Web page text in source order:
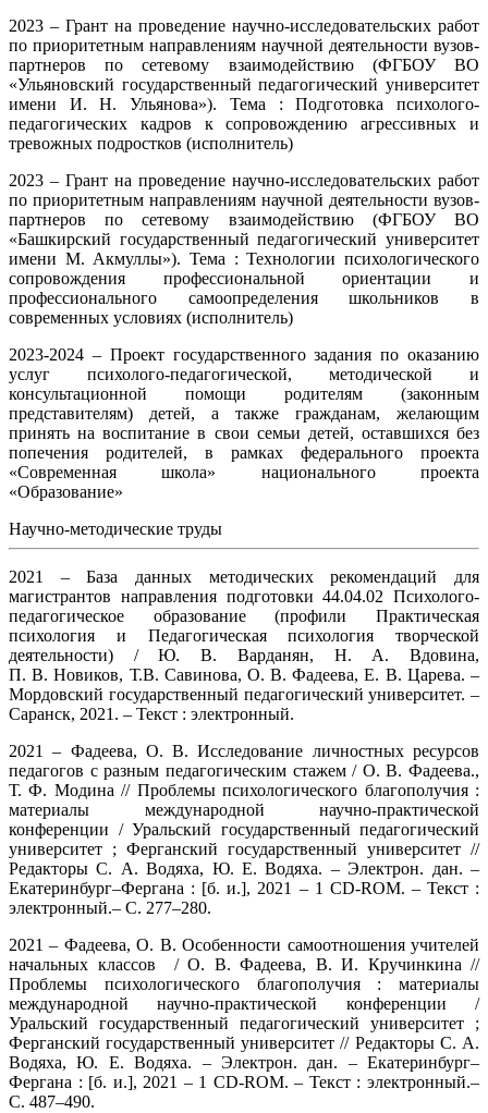
2023 – Грант на проведение научно-исследовательских работ
по приоритетным направлениям научной деятельности вузов-
партнеров по сетевому взаимодействию (ФГБОУ ВО
«Ульяновский государственный педагогический университет
имени И. Н. Ульянова»). Тема : Подготовка психолого-
педагогических кадров к сопровождению агрессивных и
тревожных подростков (исполнитель)
2023 – Грант на проведение научно-исследовательских работ
по приоритетным направлениям научной деятельности вузов-
партнеров по сетевому взаимодействию (ФГБОУ ВО
«Башкирский государственный педагогический университет
имени М. Акмуллы»). Тема : Технологии психологического
сопровождения профессиональной ориентации и
профессионального самоопределения школьников в
современных условиях (исполнитель)
2023-2024 – Проект государственного задания по оказанию
услуг психолого-педагогической, методической и
консультационной помощи родителям (законным
представителям) детей, а также гражданам, желающим
принять на воспитание в свои семьи детей, оставшихся без
попечения родителей, в рамках федерального проекта
«Современная школа» национального проекта
«Образование»
Научно-методические труды
2021 – База данных методических рекомендаций для
магистрантов направления подготовки 44.04.02 Психолого-
педагогическое образование (профили Практическая
психология и Педагогическая психология творческой
деятельности) / Ю. В. Варданян, Н. А. Вдовина,
П. В. Новиков, Т.В. Савинова, О. В. Фадеева, Е. В. Царева. –
Мордовский государственный педагогический университет. –
Саранск, 2021. – Текст : электронный.
2021 – Фадеева, О. В. Исследование личностных ресурсов
педагогов с разным педагогическим стажем / О. В. Фадеева.,
Т. Ф. Модина // Проблемы психологического благополучия :
материалы международной научно-практической
конференции / Уральский государственный педагогический
университет ; Ферганский государственный университет //
Редакторы С. А. Водяха, Ю. Е. Водяха. – Электрон. дан. –
Екатеринбург–Фергана : [б. и.], 2021 – 1 CD-ROM. – Текст :
электронный.– С. 277–280.
2021 – Фадеева, О. В. Особенности самоотношения учителей
начальных классов / О. В. Фадеева, В. И. Кручинкина //
Проблемы психологического благополучия : материалы
международной научно-практической конференции /
Уральский государственный педагогический университет ;
Ферганский государственный университет // Редакторы С. А.
Водяха, Ю. Е. Водяха. – Электрон. дан. – Екатеринбург–
Фергана : [б. и.], 2021 – 1 CD-ROM. – Текст : электронный.–
С. 487–490.